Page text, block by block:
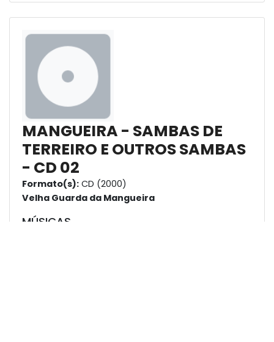
MANGUEIRA - SAMBAS DE
TERREIRO E OUTROS SAMBAS
- CD 02
Formato(s): CD (2000)
Velha Guarda da Mangueira
MÚSICAS